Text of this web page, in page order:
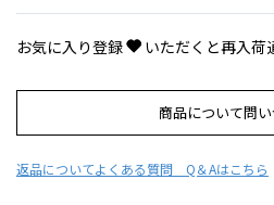
お気に入り登録 いただくと再入荷
商品について問
返品についてよくある質問 Q＆Aはこちら